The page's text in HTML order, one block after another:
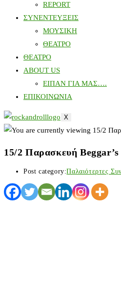
REPORT
ΣΥΝΕΝΤΕΥΞΕΙΣ
ΜΟΥΣΙΚΗ
ΘΕΑΤΡΟ
ΘΕΑΤΡΟ
ABOUT US
ΕΙΠΑΝ ΓΙΑ ΜΑΣ….
ΕΠΙΚΟΙΝΩΝΙΑ
X
15/2 Παρασκευή
Post category:Παλαιότερτες